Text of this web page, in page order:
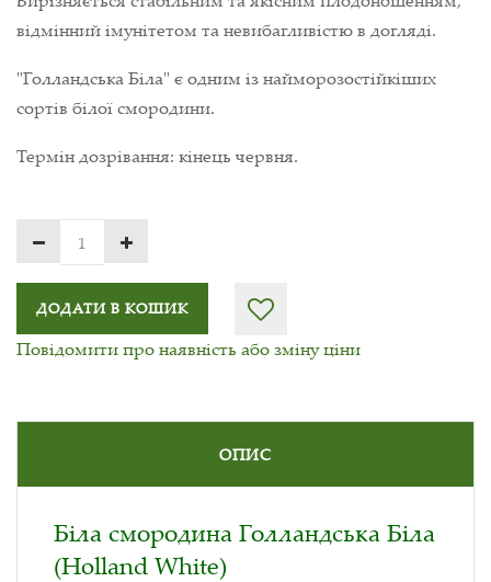
відмінний імунітетом та невибагливістю в догляді.
"Голландська Біла" є одним із найморозостійкіших
сортів білої смородини.
Термін дозрівання: кінець червня.
ДОДАТИ В КОШИК
Повідомити про наявність або зміну ціни
ОПИС
Біла смородина Голландська Біла
(Holland White)